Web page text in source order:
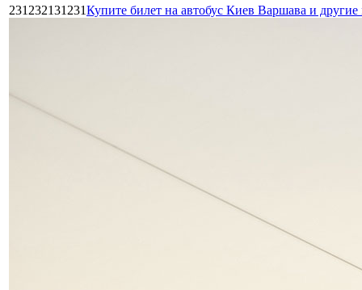
231232131231Купите билет на автобус Киев Варшава и